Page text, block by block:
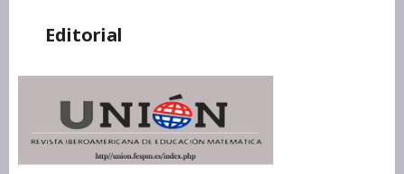
Editorial